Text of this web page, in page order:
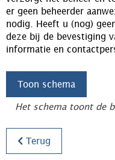
er geen beheerder
nodig. Heeft u (nog)
deze bij de bevestiging
informatie en
Toon schema
Het schema toont de
Terug